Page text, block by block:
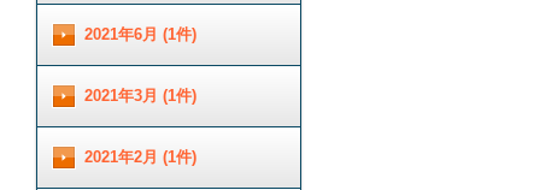
2021年6月 (1件)
2021年3月 (1件)
2021年2月 (1件)